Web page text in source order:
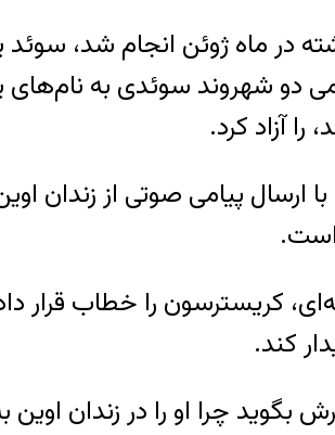
در ماه ژوئن انجام شد،
دو شهروند سوئدی به
آزاد کرد.
است.
کریسترسون را خطاب قرار
کند.
چرا او را در زندان